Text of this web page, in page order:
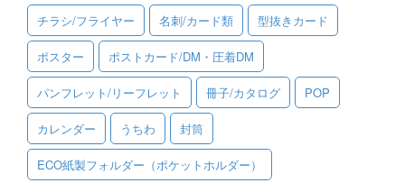
デザイン制作例
ご利用料金
ご利用ガイド
ご利用の流れ
ご注文方法について
チラシ/フライヤー 名刺/カード類 型抜きカード
ポスター ポストカード/DM・圧着DM
パンフレット/リーフレット 冊子/カタログ POP
カレンダー うちわ 封筒
ECO紙製フォルダー（ポケットホルダー）